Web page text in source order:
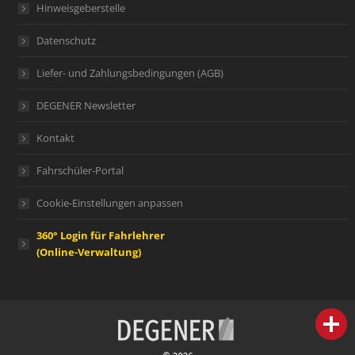
Hinweisgeberstelle
Datenschutz
Liefer- und Zahlungsbedingungen (AGB)
DEGENER Newsletter
Kontakt
Fahrschüler-Portal
Cookie-Einstellungen anpassen
360° Login für Fahrlehrer
(Online-Verwaltung)
person IHR FACHBERATER